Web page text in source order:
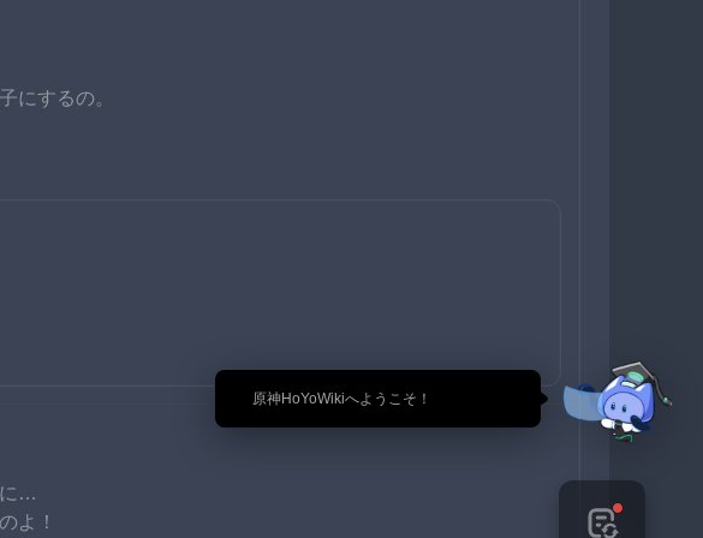
🎉 原神HoYoWikiへようこそ！
にするの。
に…
よ！